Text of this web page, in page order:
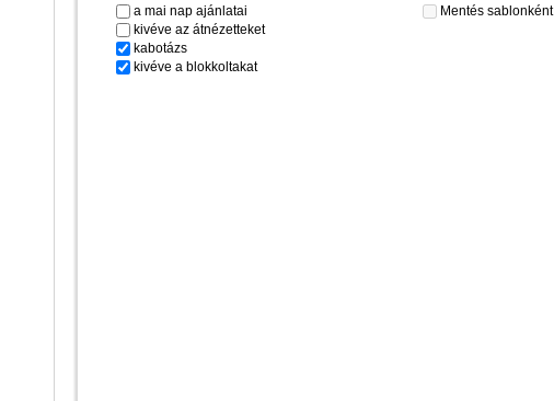
a mai nap ajánlatai
kivéve az átnézetteket
kabotázs
kivéve a blokkoltakat
Mentés sablonként